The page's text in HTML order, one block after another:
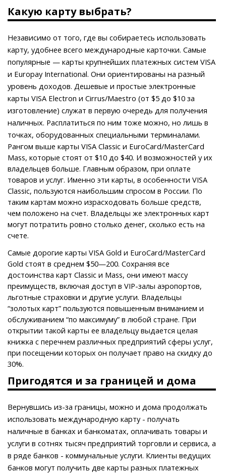
Какую карту выбрать?
Независимо от того, где вы собираетесь использовать
карту, удобнее всего международные карточки. Самые
популярные — карты крупнейших платежных систем VISA
и Europay International. Они ориентированы на разный
уровень доходов. Дешевые и простые электронные
карты VISA Electron и Cirrus/Maestro (от $5 до $10 за
изготовление) служат в первую очередь для получения
наличных. Расплатиться по ним тоже можно, но лишь в
точках, оборудованных специальными терминалами.
Рангом выше карты VISA Classic и EuroCard/MasterCard
Mass, которые стоят от $10 до $40. И возможностей у их
владельцев больше. Главным образом, при оплате
товаров и услуг. Именно эти карты, в особенности VISA
Classic, пользуются наибольшим спросом в России. По
таким картам можно израсходовать больше средств,
чем положено на счет. Владельцы же электронных карт
могут потратить ровно столько денег, сколько есть на
счете.
Самые дорогие карты VISA Gold и EuroCard/MasterCard
Gold стоят в среднем $50—200. Сохраняя все
достоинства карт Classic и Mass, они имеют массу
преимуществ, включая доступ в VIP-залы аэропортов,
льготные страховки и другие услуги. Владельцы
“золотых карт” пользуются повышенным вниманием и
обслуживанием “по максимуму” в любой стране. При
открытии такой карты ее владельцу выдается целая
книжка с перечнем различных предприятий сферы услуг,
при посещении которых он получает право на скидку до
30%.
Пригодятся и за границей и дома
Вернувшись из-за границы, можно и дома продолжать
использовать международную карту - получать
наличные в банках и банкоматах, оплачивать товары и
услуги в сотнях тысяч предприятий торговли и сервиса, а
в ряде банков - коммунальные услуги. Клиенты ведущих
банков могут получить две карты разных платежных